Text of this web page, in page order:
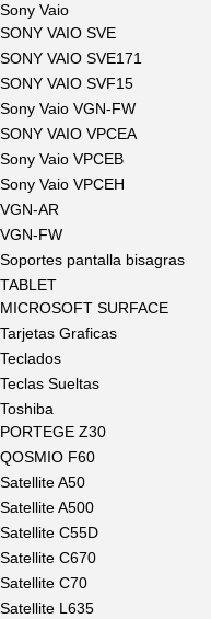
Sony Vaio
SONY VAIO SVE
SONY VAIO SVE171
SONY VAIO SVF15
Sony Vaio VGN-FW
SONY VAIO VPCEA
Sony Vaio VPCEB
Sony Vaio VPCEH
VGN-AR
VGN-FW
Soportes pantalla bisagras
TABLET
MICROSOFT SURFACE
Tarjetas Graficas
Teclados
Teclas Sueltas
Toshiba
PORTEGE Z30
QOSMIO F60
Satellite A50
Satellite A500
Satellite C55D
Satellite C670
Satellite C70
Satellite L635